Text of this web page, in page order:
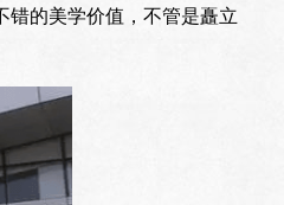
错的美学价值，不管是矗立